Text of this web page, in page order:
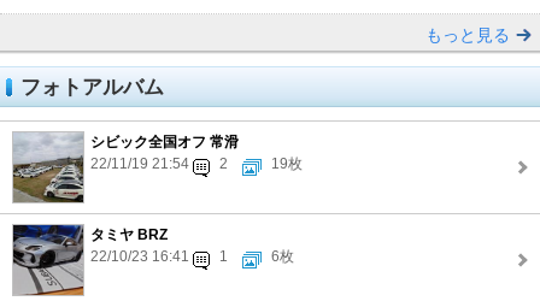
もっと見る
フォトアルバム
シビック全国オフ 常滑
22/11/19 21:54
2 19枚
タミヤ BRZ
22/10/23 16:41
1 6枚